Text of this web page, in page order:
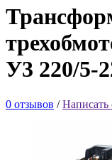
У3 220/5-
0 отзывов /Написать